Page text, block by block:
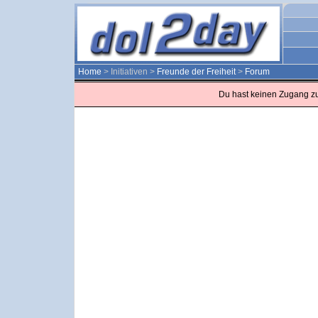
Home > Initiativen > Freunde der Freiheit> Forum
Du hast keinen Zugang